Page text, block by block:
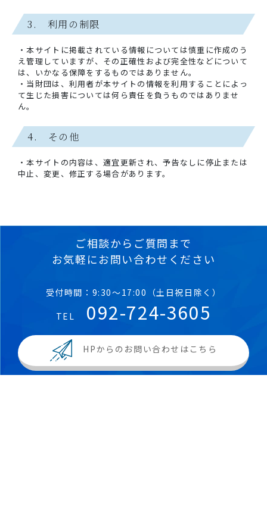
3. 利用の制限
・本サイトに掲載されている情報については慎重に作成のう
え管理していますが、その正確性および完全性などについて
は、いかなる保障をするものではありません。
・当財団は、利用者が本サイトの情報を利用することによっ
て生じた損害については何ら責任を負うものではありませ
ん。
4. その他
・本サイトの内容は、適宜更新され、予告なしに停止または
中止、変更、修正する場合があります。
ご相談からご質問まで
お気軽にお問い合わせください
受付時間：9:30～17:00（土日祝日除く）
TEL
092-724-3605
HPからのお問い合わせはこちら